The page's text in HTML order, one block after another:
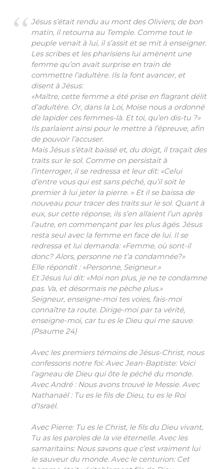
Jésus s’était rendu au mont des Oliviers; de bon
matin, il retourna au Temple. Comme tout le
peuple venait à lui, il s’assit et se mit à enseigner.
Les scribes et les pharisiens lui amènent une
femme qu’on avait surprise en train de
commettre l’adultère. Ils la font avancer, et
disent à Jésus:
«Maître, cette femme a été prise en flagrant délit
d’adultère. Or, dans la Loi, Moïse nous a ordonné
de lapider ces femmes-là. Et toi, qu’en dis-tu ?»
Ils parlaient ainsi pour le mettre à l’épreuve, afin
de pouvoir l’accuser.
Mais Jésus s’était baissé et, du doigt, il traçait des
traits sur le sol. Comme on persistait à
l’interroger, il se redressa et leur dit: «Celui
d’entre vous qui est sans péché, qu’il soit le
premier à lui jeter la pierre. » Et il se baissa de
nouveau pour tracer des traits sur le sol. Quant à
eux, sur cette réponse, ils s’en allaient l’un après
l’autre, en commençant par les plus âgés. Jésus
resta seul avec la femme en face de lui. Il se
redressa et lui demanda: «Femme, où sont-il
donc? Alors, personne ne t’a condamnée?»
Elle répondit : «Personne, Seigneur.»
Et Jésus lui dit: «Moi non plus, je ne te condamne
pas. Va, et désormais ne pèche plus.»
Seigneur, enseigne-moi tes voies, fais-moi
connaître ta route. Dirige-moi par ta vérité,
enseigne-moi, car tu es le Dieu qui me sauve.
(Psaume 24)
Avec les premiers témoins de Jésus-Christ, nous
confessons notre foi: Avec Jean-Baptiste: Voici
l’agneau de Dieu qui ôte le péché du monde.
Avec André : Nous avons trouvé le Messie. Avec
Nathanaël : Tu es le fils de Dieu, tu es le Roi
d’Israël.
Avec Pierre: Tu es le Christ, le fils du Dieu vivant,
Tu as les paroles de la vie éternelle. Avec les
samaritains: Nous savons que c’est vraiment lui
le sauveur du monde. Avec le centurion: Cet